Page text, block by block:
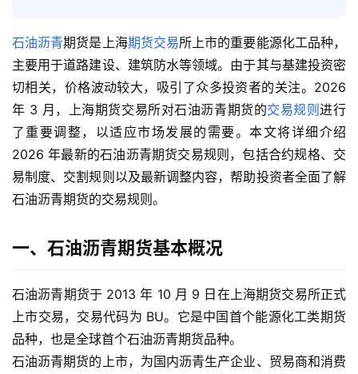
石油沥青期货是上海期货交易所上市的重要能源化工品种，
主要用于道路建设、建筑防水等领域。由于其与基建投资密
切相关，价格波动较大，吸引了众多投资者的关注。2026
年 3 月，上海期货交易所对石油沥青期货的交易规则进行
了重要调整，以适应市场发展的需要。本文将详细介绍
2026 年最新的石油沥青期货交易规则，包括合约规格、交
易制度、交割规则以及最新调整内容，帮助投资者全面了解
石油沥青期货的交易规则。
一、石油沥青期货基本概况
石油沥青期货于 2013 年 10 月 9 日在上海期货交易所正式
上市交易，交易代码为 BU。它是中国首个能源化工类期货
品种，也是全球首个石油沥青期货品种。
石油沥青期货的上市，为国内沥青生产企业、贸易商和消费